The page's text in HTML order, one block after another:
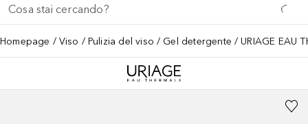
Homepage Viso Pulizia del viso Gel detergente URIAGE EAU